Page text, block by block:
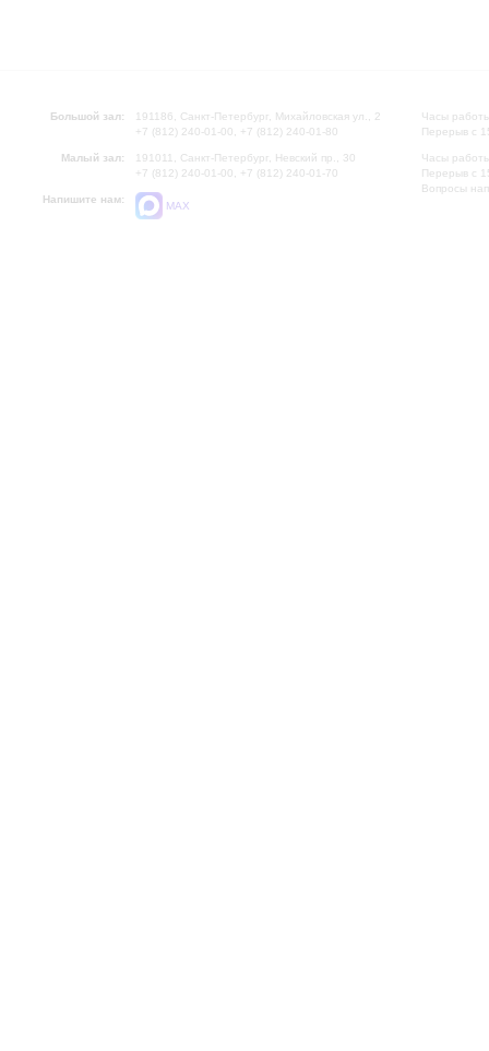
Большой зал:
191186, Санкт-Петербург, Михайловская ул., 2
+7 (812) 240-01-00, +7 (812) 240-01-80
Малый зал:
191011, Санкт-Петербург, Невский пр., 30
+7 (812) 240-01-00, +7 (812) 240-01-70
Напишите нам:
MAX
Часы
Перерыв с
Часы
Перерыв с
Вопросы